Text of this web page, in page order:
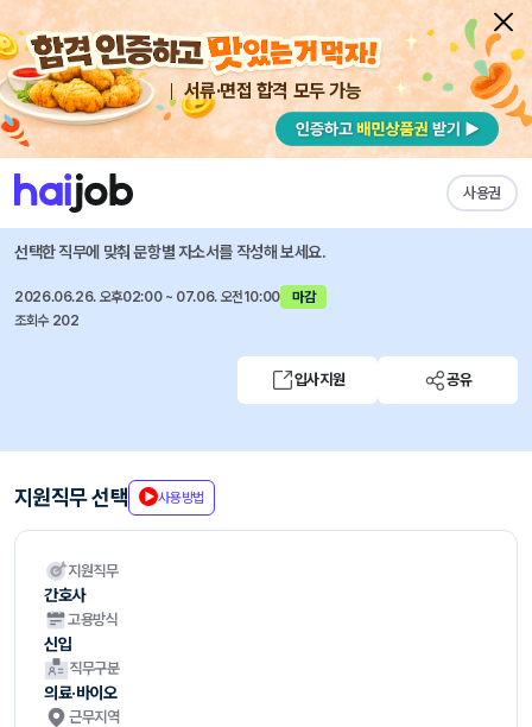
서류·면접 합격 모두 가능
사용권
채용공고 자소서 자유항목 자소서 내 작성목록
강릉아산병원 즐겨찾기
2026년 간호사 추가 모집
선택한 직무에 맞춰 문항별 자소서를 작성해 보세요.
2026.06.26. 오후02:00 ~ 07.06. 오전10:00
마감
조회수 202
입사지원 공유
지원직무 선택 사용방법
지원직무
간호사
고용방식
신입
직무구분
의료·바이오
근무지역